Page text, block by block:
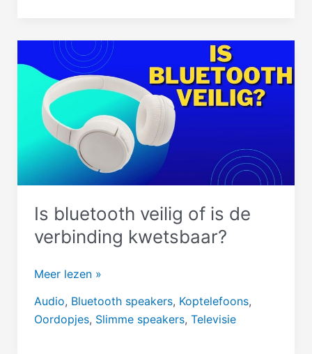
moet
dat!
Is bluetooth veilig of is de
verbinding kwetsbaar?
Is
veilig
of
Meer lezen »
Audio, Bluetooth speakers, Koptelefoons,
Oordopjes, Slimme speakers, Televisie